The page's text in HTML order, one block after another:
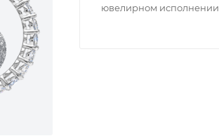
ювелирном исполнении.